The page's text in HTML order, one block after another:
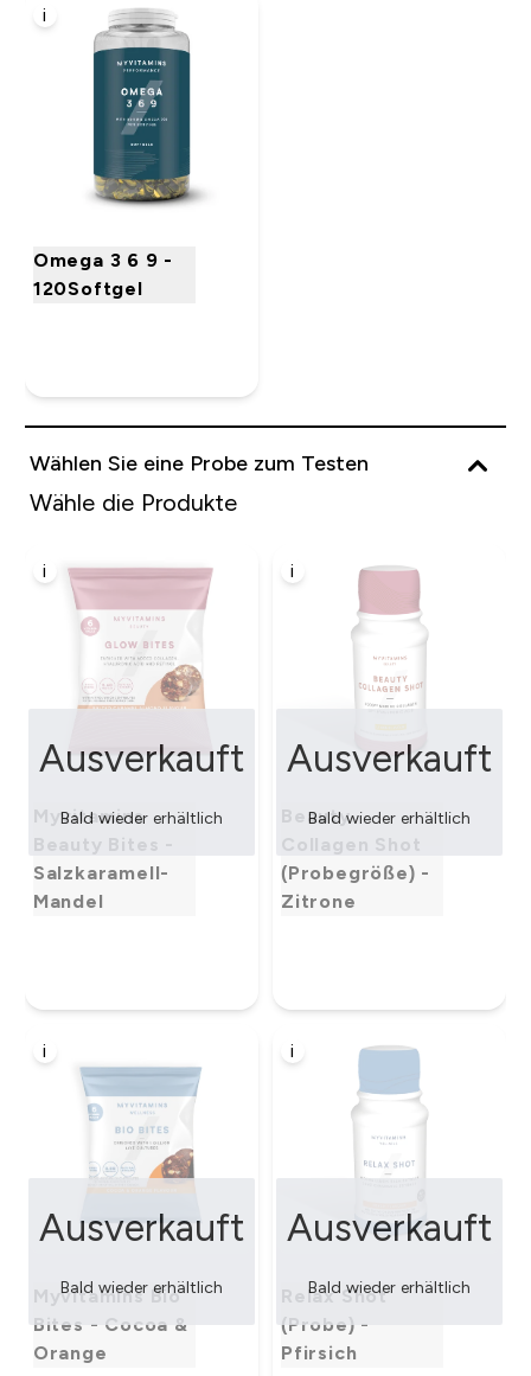
i
Omega 3 6 9 -
120Softgel
Wählen Sie eine Probe zum Testen
Wähle die Produkte
i
Myvitamins
Beauty Bites -
Salzkaramell-
Mandel
Ausverkauft
Bald wieder erhältlich
i
Beauty
Collagen Shot
(Probegröße) -
Zitrone
Ausverkauft
Bald wieder erhältlich
i
Myvitamins Bio
Bites - Cocoa &
Orange
Ausverkauft
Bald wieder erhältlich
i
Relax Shot
(Probe) -
Pfirsich
Ausverkauft
Bald wieder erhältlich